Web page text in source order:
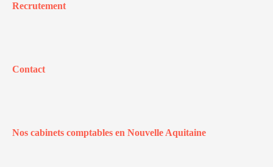
Recrutement
Contact
Nos cabinets comptables en Nouvelle Aquitaine